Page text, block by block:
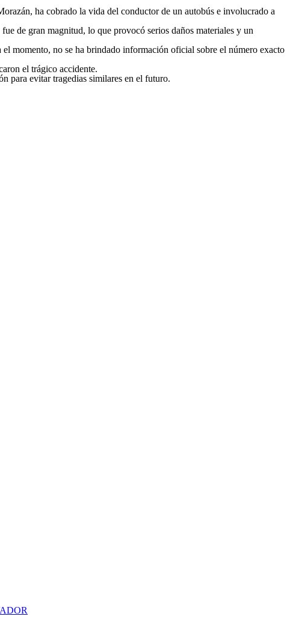
ha cobrado la vida del conductor de un autobús e involucrado a
de gran magnitud, lo que provocó serios daños materiales y un
el momento, no se ha brindado información oficial sobre el número exacto
el trágico accidente.
para evitar tragedias similares en el futuro.